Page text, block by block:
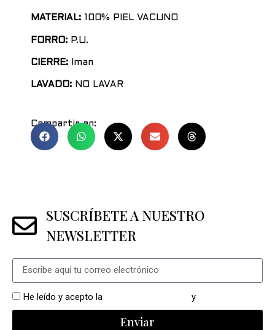
MATERIAL: 100% PIEL VACUNO
FORRO: P.U.
CIERRE: Iman
LAVADO: NO LAVAR
Compartir en:
SUSCRÍBETE A NUESTRO
NEWSLETTER
He leído y acepto la y
Enviar